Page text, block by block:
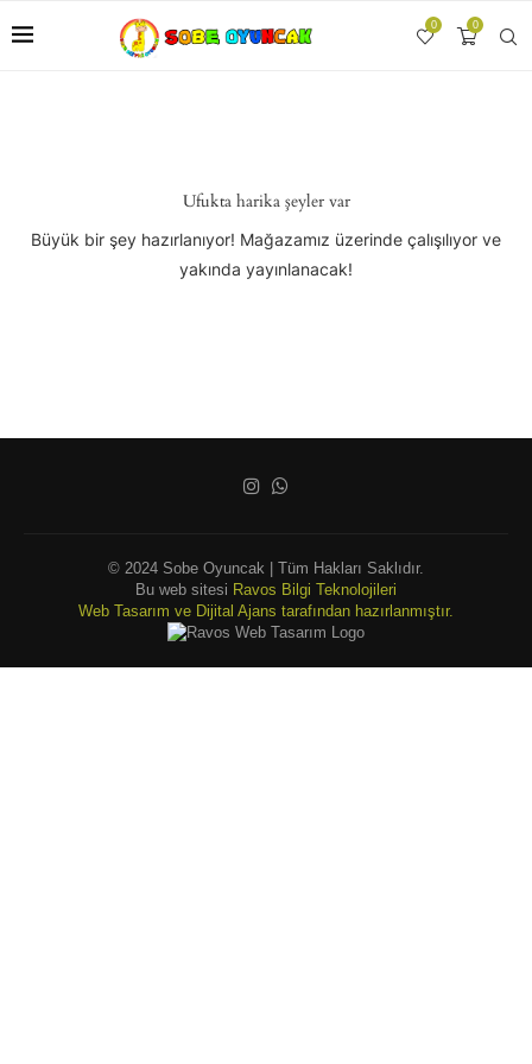
0
0
Ufukta harika şeyler var
Büyük bir şey hazırlanıyor! Mağazamız üzerinde çalışılıyor ve
yakında yayınlanacak!
© 2024 Sobe Oyuncak | Tüm Hakları Saklıdır.
Bu web sitesi Ravos Bilgi Teknolojileri
Web Tasarım ve Dijital Ajans tarafından hazırlanmıştır.